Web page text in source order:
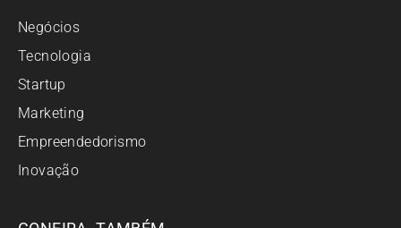
Negócios
Tecnologia
Startup
Marketing
Empreendedorismo
Inovação